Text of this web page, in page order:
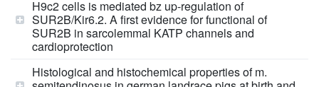
H9c2 cells is mediated bz up-regulation of
SUR2B/Kir6.2. A first evidence for functional of
SUR2B in sarcolemmal KATP channels and
cardioprotection
Histological and histochemical properties of m.